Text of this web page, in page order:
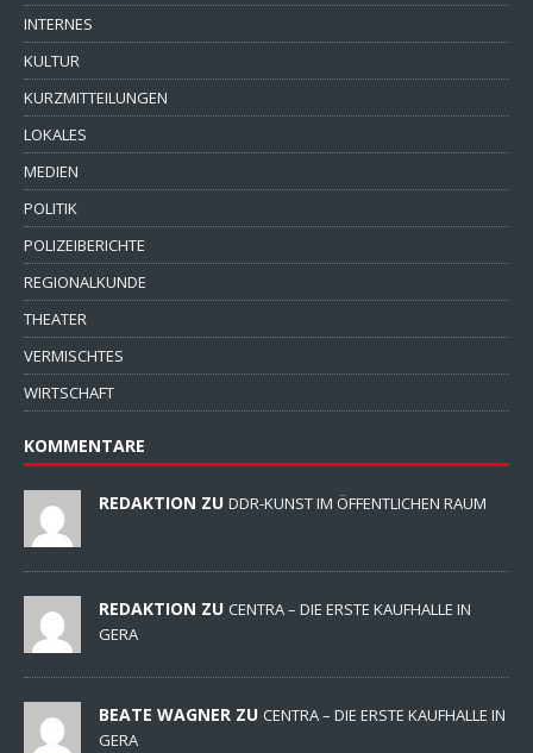
INTERNES
KULTUR
KURZMITTEILUNGEN
LOKALES
MEDIEN
POLITIK
POLIZEIBERICHTE
REGIONALKUNDE
THEATER
VERMISCHTES
WIRTSCHAFT
KOMMENTARE
REDAKTION ZU DDR-KUNST IM ÖFFENTLICHEN RAUM
REDAKTION ZU CENTRA – DIE ERSTE KAUFHALLE IN
GERA
BEATE WAGNER ZU CENTRA – DIE ERSTE KAUFHALLE IN
GERA